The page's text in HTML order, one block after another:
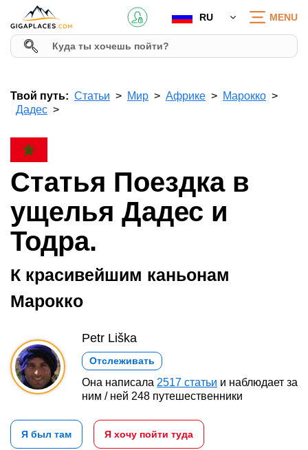
RU MENU
Твой путь: Статьи Мир Африке
Марокко
Дадес
Статья Поездка в
ущелья Дадес и
Тодра.
К красивейшим каньонам
Марокко
Petr Liška
Отслеживать
Она написала 2517 статьи и наблюдает за
ним / ней 248 путешественники
Я был там Я хочу пойти туда